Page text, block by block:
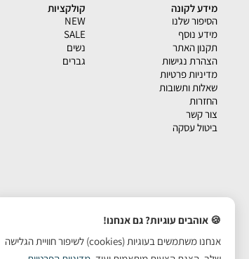
מידע לקונה
הסיפור שלנו
מידע נוסף
תקנון האתר
הצהרת נגישות
מדיניות פרטיות
שאלות ותשובות
החזרות
צור קשר
ביטול עסקה
קולקציות
NEW
SALE
נשים
גברים
🍪 אוהבים עוגיות? גם אנחנו!
אנחנו משתמשים בעוגיות (cookies) לשיפור חוויית הגלישה